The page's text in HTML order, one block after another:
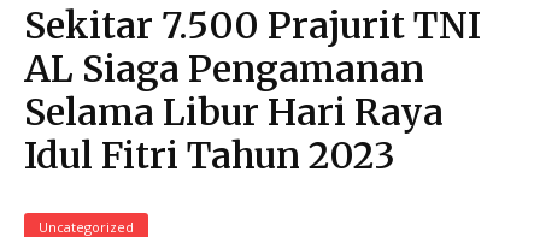
Sekitar 7.500 Prajurit TNI
AL Siaga Pengamanan
Selama Libur Hari Raya
Idul Fitri Tahun 2023
Uncategorized